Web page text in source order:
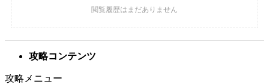
攻略コンテンツ
攻略メニュー